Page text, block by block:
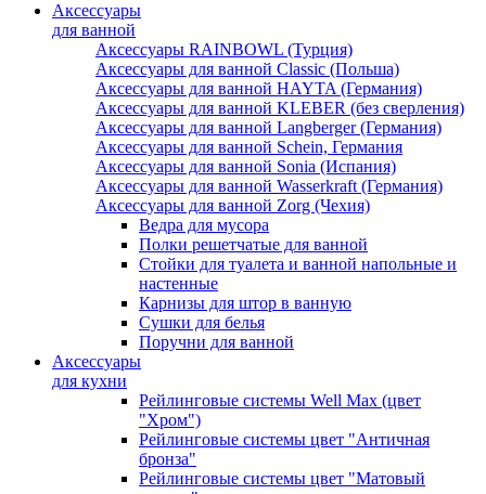
Аксессуары
для ванной
Аксессуары RAINBOWL (Турция)
Аксессуары для ванной Classic (Польша)
Аксессуары для ванной HAYTA (Германия)
Аксессуары для ванной KLEBER (без сверления)
Аксессуары для ванной Langberger (Германия)
Аксессуары для ванной Schein, Германия
Аксессуары для ванной Sonia (Испания)
Аксессуары для ванной Wasserkraft (Германия)
Аксессуары для ванной Zorg (Чехия)
Ведра для мусора
Полки решетчатые для ванной
Стойки для туалета и ванной напольные и
настенные
Карнизы для штор в ванную
Сушки для белья
Поручни для ванной
Аксессуары
для кухни
Рейлинговые системы Well Max (цвет
"Хром")
Рейлинговые системы цвет "Античная
бронза"
Рейлинговые системы цвет "Матовый